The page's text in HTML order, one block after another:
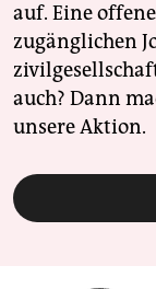
auf. Eine
zugänglichen
auch? Dann
unsere Aktion.